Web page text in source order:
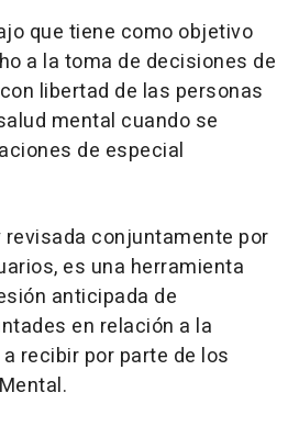
que tiene como objetivo
a la toma de decisiones de
libertad de las personas
mental cuando se
de especial
revisada conjuntamente por
es una herramienta
anticipada de
en relación a la
recibir por parte de los